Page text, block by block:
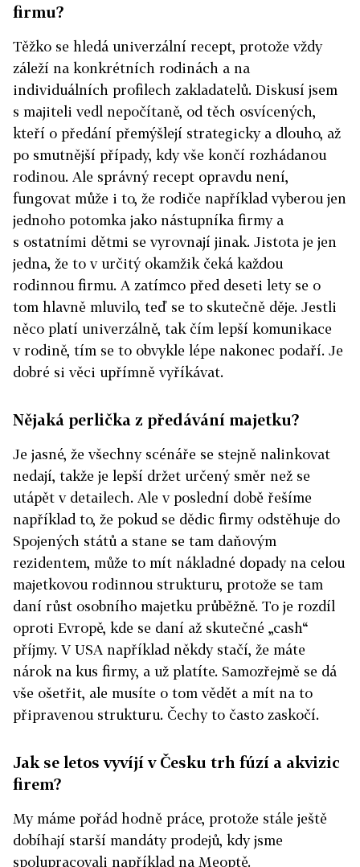
firmu?
Těžko se hledá univerzální recept, protože vždy
záleží na konkrétních rodinách a na
individuálních profilech zakladatelů. Diskusí jsem
s majiteli vedl nepočítaně, od těch osvícených,
kteří o předání přemýšlejí strategicky a dlouho, až
po smutnější případy, kdy vše končí rozhádanou
rodinou. Ale správný recept opravdu není,
fungovat může i to, že rodiče například vyberou jen
jednoho potomka jako nástupníka firmy a
s ostatními dětmi se vyrovnají jinak. Jistota je jen
jedna, že to v určitý okamžik čeká každou
rodinnou firmu. A zatímco před deseti lety se o
tom hlavně mluvilo, teď se to skutečně děje. Jestli
něco platí univerzálně, tak čím lepší komunikace
v rodině, tím se to obvykle lépe nakonec podaří. Je
dobré si věci upřímně vyříkávat.
Nějaká perlička z předávání majetku?
Je jasné, že všechny scénáře se stejně nalinkovat
nedají, takže je lepší držet určený směr než se
utápět v detailech. Ale v poslední době řešíme
například to, že pokud se dědic firmy odstěhuje do
Spojených států a stane se tam daňovým
rezidentem, může to mít nákladné dopady na celou
majetkovou rodinnou strukturu, protože se tam
daní růst osobního majetku průběžně. To je rozdíl
oproti Evropě, kde se daní až skutečné „cash“
příjmy. V USA například někdy stačí, že máte
nárok na kus firmy, a už platíte. Samozřejmě se dá
vše ošetřit, ale musíte o tom vědět a mít na to
připravenou strukturu. Čechy to často zaskočí.
Jak se letos vyvíjí v Česku trh fúzí a akvizic
firem?
My máme pořád hodně práce, protože stále ještě
dobíhají starší mandáty prodejů, kdy jsme
spolupracovali například na Meoptě.